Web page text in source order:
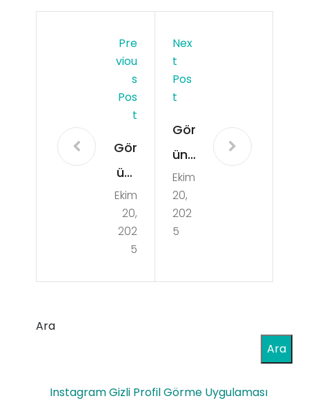
Pre
Viou
S
Pos
T
Gör
ünt
ülü
Sho
wla
jisin
Ekim
20,
202
5
Nex
T
Pos
T
Gör
ünt
ülü
Sho
wla
Yay
Ekim
20,
202
5
Ara
Ara
Instagram Gizli Profil Görme Uygulaması